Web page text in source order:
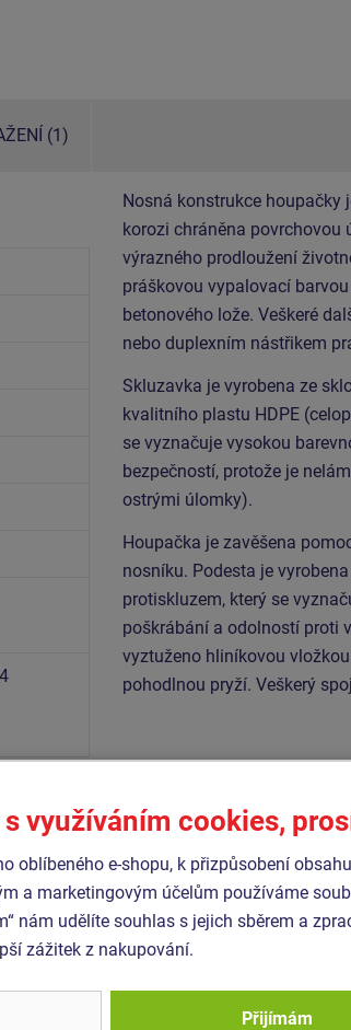
(1)
Nosná konstrukce houpačky
korozi chráněna povrchovou
výrazného prodloužení
práškovou vypalovací
betonového lože. Veškeré
nebo duplexním nástřikem
Skluzavka je vyrobena ze
kvalitního plastu HDPE
se vyznačuje vysokou
bezpečností, protože je
ostrými úlomky).
Houpačka je zavěšena
nosníku. Podesta je
protiskluzem, který se
poškrábání a odolností proti
vyztuženo hliníkovou
pohodlnou pryží. Veškerý
zboží
se
Produkt - RH-6151K-15
Řetězová houpačka se
celokovová (v.p. 1,5 m)
využíváním cookies,
oblíbeného e-shopu, k přizpůsobení
a marketingovým účelům používáme
nám udělíte souhlas s jejich sběrem a
zážitek z nakupování.
Přijímám